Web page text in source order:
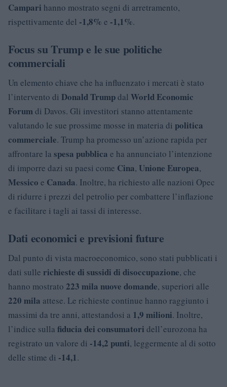
Campari hanno mostrato segni di arretramento,
rispettivamente del -1,8% e -1,1%.
Focus su Trump e le sue politiche
commerciali
Un elemento chiave che ha influenzato i mercati è stato
l’intervento di Donald Trumpdal World Economic
Forumdi Davos. Gli investitori stanno attentamente
valutando le sue prossime mosse in materia di politica
commerciale. Trump ha promesso un’azione rapida per
affrontare la spesa pubblica e ha annunciato l’intenzione
di imporre dazi su paesi come Cina, Unione Europea,
Messico e Canada. Inoltre, ha richiesto alle nazioni Opec
di ridurre i prezzi del petrolio per combattere l’inflazione
e facilitare i tagli ai tassi di interesse.
Dati economici e previsioni future
Dal punto di vista macroeconomico, sono stati pubblicati i
dati sulle richieste di sussidi di disoccupazione, che
hanno mostrato 223 mila nuove domande, superiori alle
220 mila attese. Le richieste continue hanno raggiunto i
massimi da tre anni, attestandosi a 1,9 milioni. Inoltre,
l’indice sulla fiducia dei consumatori dell’eurozona ha
registrato un valore di -14,2 punti, leggermente al di sotto
delle stime di -14,1.